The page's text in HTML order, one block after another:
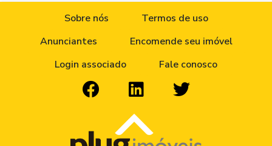
Sobre nós
Termos de uso
Anunciantes
Encomende seu imóvel
Login associado
Fale conosco